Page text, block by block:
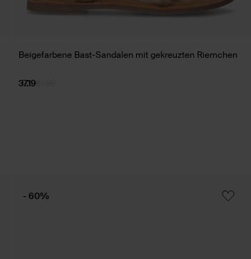
Beigefarbene Bast-Sandalen mit gekreuzten Riemchen
61.99
37.19
- 60%